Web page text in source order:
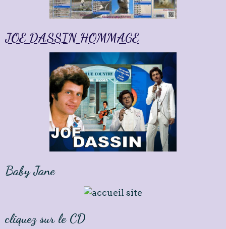
JOE DASSIN HOMMAGE
Baby Jane
cliquez sur le CD